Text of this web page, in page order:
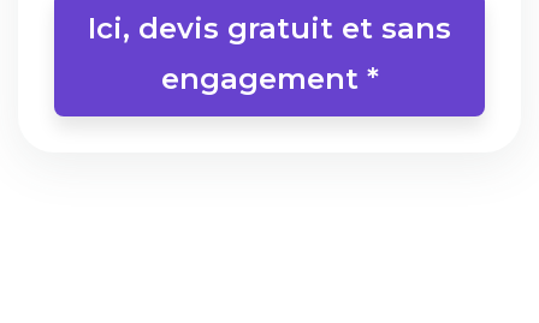
Ici, devis gratuit et sans
engagement *